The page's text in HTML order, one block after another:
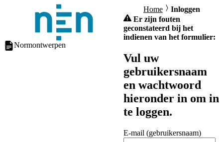
Normontwerpen
Home
Inloggen
Er zijn fouten
geconstateerd bij het
indienen van het formulier:
Vul uw
gebruikersnaam
en wachtwoord
hieronder in om in
te loggen.
E-mail (gebruikersnaam)